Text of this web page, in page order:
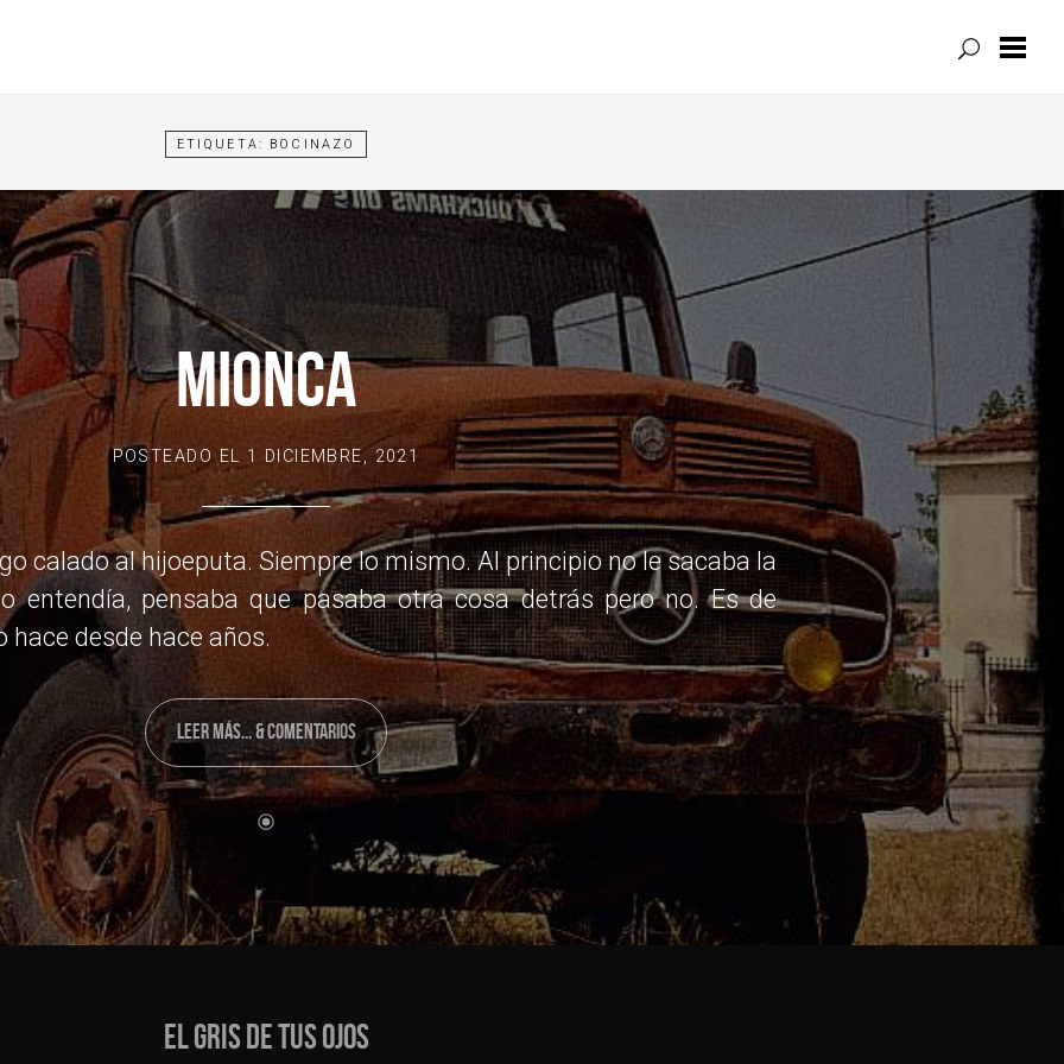
ETIQUETA: BOCINAZO
MIONCA
POSTEADO EL 1 DICIEMBRE, 2021
calado al hijoeputa. Siempre lo mismo. Al principio no le sacaba la
entendía, pensaba que pasaba otra cosa detrás pero no. Es de
hace desde hace años.
LEER MÁS... & COMENTARIOS
EL GRIS DE TUS OJOS